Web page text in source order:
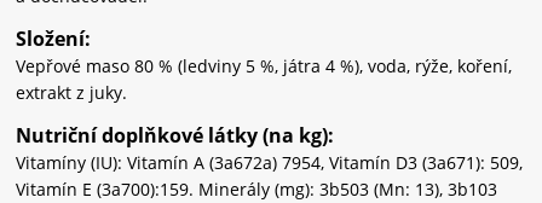
Složení:
Vepřové maso 80 % (ledviny 5 %, játra 4 %), voda, rýže, koření,
extrakt z juky.
Nutriční doplňkové látky (na kg):
Vitamíny (IU): Vitamín A (3a672a) 7954, Vitamín D3 (3a671): 509,
Vitamín E (3a700):159. Minerály(mg): 3b503 (Mn: 13), 3b103